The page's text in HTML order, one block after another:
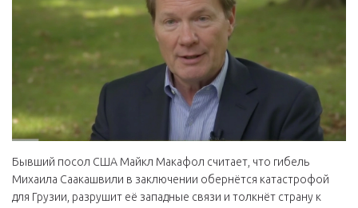
Бывший посол США Майкл Макафол считает, что гибель
Михаила Саакашвили в заключении обернётся катастрофой
для Грузии, разрушит её западные связи и толкнёт страну к